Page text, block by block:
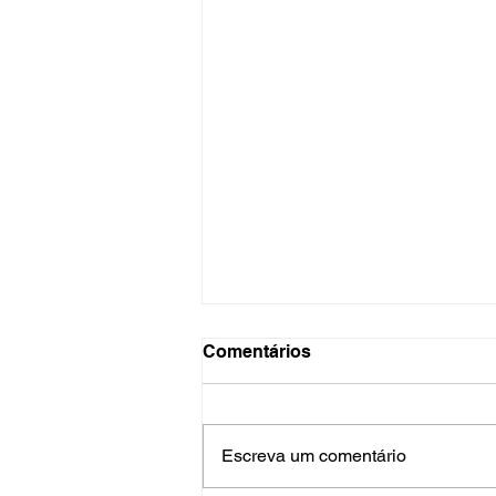
Comentários
Escreva um comentário